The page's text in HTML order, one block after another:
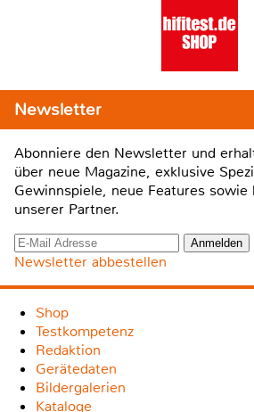
Newsletter
Abonniere den Newsletter und
über neue Magazine, exklusive
Gewinnspiele, neue Features
unserer Partner.
Newsletter abbestellen
Shop
Testkompetenz
Redaktion
Gerätedaten
Bildergalerien
Kataloge